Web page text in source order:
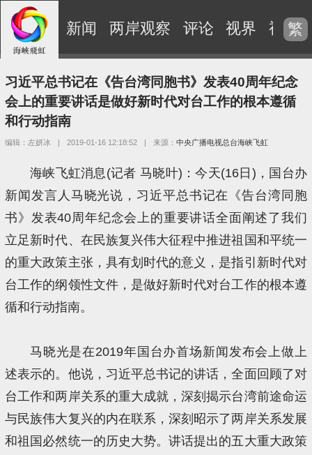
新闻 两岸观察 评论 视界 视频
繁
习近平总书记在《告台湾同胞书》发表40周年纪念
会上的重要讲话是做好新时代对台工作的根本遵循
和行动指南
编辑：左妍冰 | 2019-01-16 12:18:52 | 来源：中央广播电视总台海峡飞虹
海峡飞虹消息(记者 马晓叶)：今天(16日)，国台办
新闻发言人马晓光说，习近平总书记在《告台湾同胞
书》发表40周年纪念会上的重要讲话全面阐述了我们
立足新时代、在民族复兴伟大征程中推进祖国和平统一
的重大政策主张，具有划时代的意义，是指引新时代对
台工作的纲领性文件，是做好新时代对台工作的根本遵
循和行动指南。
马晓光是在2019年国台办首场新闻发布会上做上
述表示的。他说，习近平总书记的讲话，全面回顾了对
台工作和两岸关系的重大成就，深刻揭示台湾前途命运
与民族伟大复兴的内在联系，深刻昭示了两岸关系发展
和祖国必然统一的历史大势。讲话提出的五大重大政策